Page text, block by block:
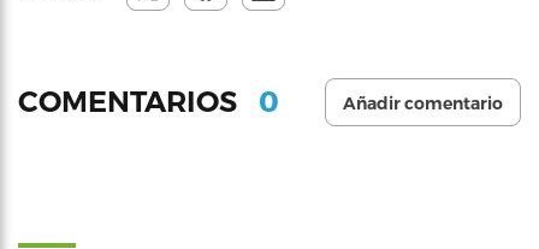
COMENTARIOS 0 Añadir comentario